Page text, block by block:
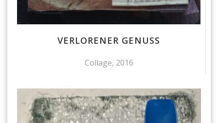
VERLORENER GENUSS
Collage, 2016